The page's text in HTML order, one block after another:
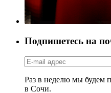
Подпишетесь на
Раз в неделю мы будем
в Сочи.